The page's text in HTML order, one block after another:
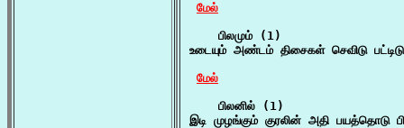
மேல்
    பிலமும் (1)
உடையும் அண்டம் திசைகள் செவிடு
மேல்
    பிலனில் (1)
இடி முழங்கும் குரலின் அதி